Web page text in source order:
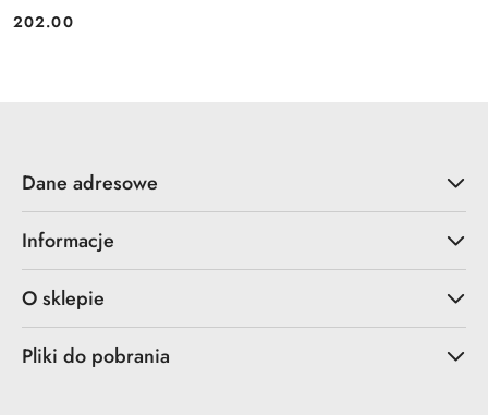
Cena:
202.00
Dane adresowe
Informacje
O sklepie
Pliki do pobrania